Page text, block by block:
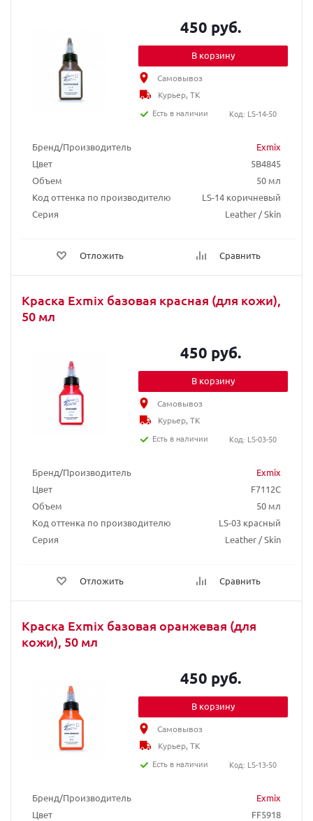
Бренд/Производитель
Exmix
Цвет
5B4845
Объем
50 мл
Код оттенка по производителю
LS-14 коричневый
Серия
Leather / Skin
Отложить Сравнить
450 руб.
В корзину
Самовывоз
Курьер, ТК
Есть в наличии
Код: LS-14-50
Краска Exmix базовая красная (для кожи),
50 мл
Бренд/Производитель
Exmix
Цвет
F7112C
Объем
50 мл
Код оттенка по производителю
LS-03 красный
Серия
Leather / Skin
Отложить Сравнить
450 руб.
В корзину
Самовывоз
Курьер, ТК
Есть в наличии
Код: LS-03-50
Краска Exmix базовая оранжевая (для
кожи), 50 мл
Бренд/Производитель
Exmix
Цвет
FF5918
450 руб.
В корзину
Самовывоз
Курьер, ТК
Есть в наличии
Код: LS-13-50